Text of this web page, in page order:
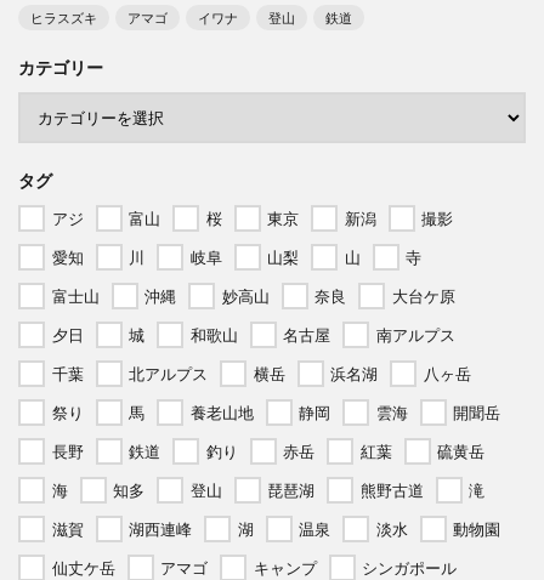
ヒラスズキ アマゴ イワナ 登山 鉄道
カテゴリー
タグ
アジ 富山 桜 東京 新潟
撮影
愛知
川 岐阜 山梨 山
寺
富士山
沖縄 妙高山 奈良
大台ケ原
夕日
城 和歌山 名古屋
南アルプス
千葉
北アルプス 横岳 浜名湖
八ヶ岳
祭り
馬 養老山地 静岡 雲海
開聞岳
長野
鉄道 釣り 赤岳 紅葉
硫黄岳
海
知多 登山 琵琶湖 熊野古道
滝
滋賀
湖西連峰 湖 温泉 淡水
動物園
仙丈ケ岳
アマゴ キャンプ
シンガポール